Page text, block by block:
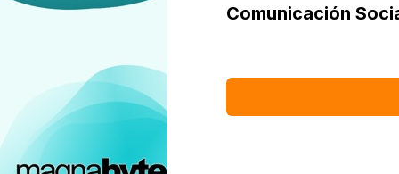
Comunicación